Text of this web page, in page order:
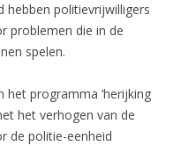
hebben politievrijwilligers
problemen die in de
spelen.
het programma ‘herijking
het verhogen van de
de politie-eenheid